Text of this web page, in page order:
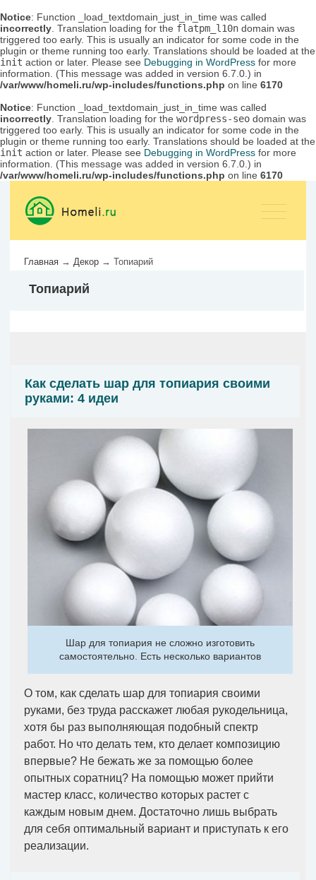
Notice: Function _load_textdomain_just_in_time was called
incorrectly . Translation loading for the flatpm_l10n domain was
triggered too early. This is usually an indicator for some code in the
plugin or theme running too early. Translations should be loaded at the
init action or later. Please see Debugging in WordPress for more
information. (This message was added in version 6.7.0.) in
/var/www/homeli.ru/wp-includes/functions.php on line 6170
Notice: Function _load_textdomain_just_in_time was called
incorrectly . Translation loading for the wordpress-seo domain was
triggered too early. This is usually an indicator for some code in the
plugin or theme running too early. Translations should be loaded at the
init action or later. Please see Debugging in WordPress for more
information. (This message was added in version 6.7.0.) in
/var/www/homeli.ru/wp-includes/functions.php on line 6170
Главная → Декор → Топиарий
Топиарий
Как сделать шар для топиария своими
руками: 4 идеи
Шар для топиария не сложно изготовить
самостоятельно. Есть несколько вариантов
О том, как сделать шар для топиария своими
руками, без труда расскажет любая рукодельница,
хотя бы раз выполняющая подобный спектр
работ. Но что делать тем, кто делает композицию
впервые? Не бежать же за помощью более
опытных соратниц? На помощью может прийти
мастер класс, количество которых растет с
каждым новым днем. Достаточно лишь выбрать
для себя оптимальный вариант и приступать к его
реализации.